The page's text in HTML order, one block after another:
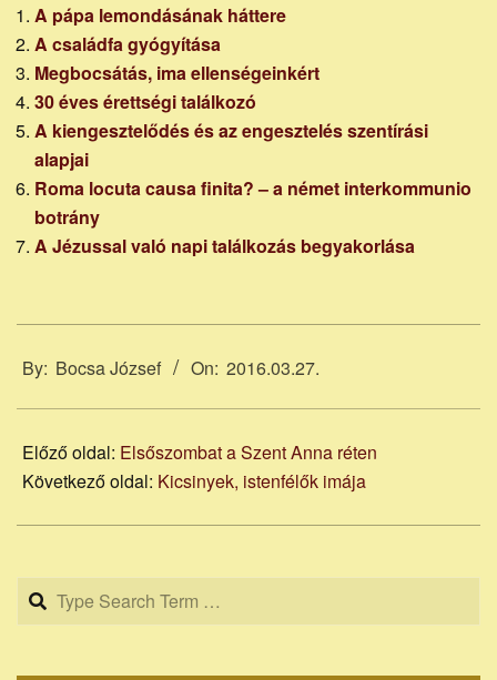
A pápa lemondásának háttere
A családfa gyógyítása
Megbocsátás, ima ellenségeinkért
30 éves érettségi találkozó
A kiengesztelődés és az engesztelés szentírási
alapjai
Roma locuta causa finita? – a német interkommunio
botrány
A Jézussal való napi találkozás begyakorlása
03-
By: Bocsa József On: 2016.03.27.
Előző oldal: Elsőszombat a Szent Anna réten
Következő oldal: Kicsinyek, istenfélők imája
Search